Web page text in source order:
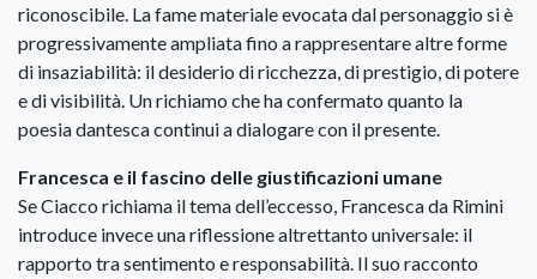
riconoscibile. La fame materiale evocata dal personaggio si è
progressivamente ampliata fino a rappresentare altre forme
di insaziabilità: il desiderio di ricchezza, di prestigio, di potere
e di visibilità. Un richiamo che ha confermato quanto la
poesia dantesca continui a dialogare con il presente.
Francesca e il fascino delle giustificazioni umane
Se Ciacco richiama il tema dell’eccesso, Francesca da Rimini
introduce invece una riflessione altrettanto universale: il
rapporto tra sentimento e responsabilità. Il suo racconto